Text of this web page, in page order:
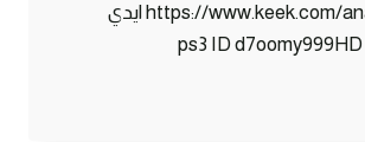
https://www.keek.com/anad7oomy999 ايدي